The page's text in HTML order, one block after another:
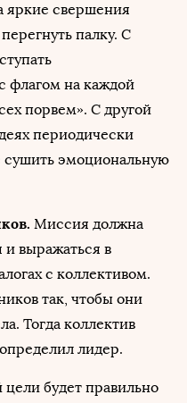
яркие свершения
палку. С
флагом на каждой
порвем». С другой
периодически
сушить эмоциональную
Миссия должна
и выражаться в
с коллективом.
так, чтобы они
Тогда коллектив
лидер.
будет правильно